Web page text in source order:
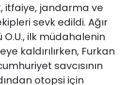
itfaiye, jandarma ve
sevk edildi. Ağır
ilk müdahalenin
kaldırılırken, Furkan
savcısının
otopsi için